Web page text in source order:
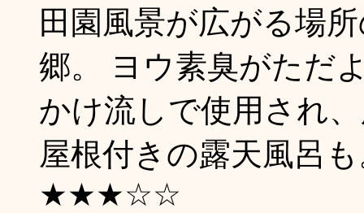
田園風景が広がる場
郷。 ヨウ素臭がただ
かけ流しで使用され
屋根付きの露天風呂
★★★☆☆